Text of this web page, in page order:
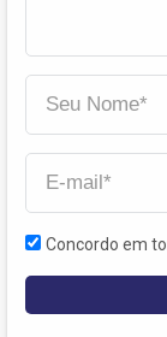
Concordo em